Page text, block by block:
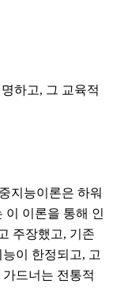
하고, 그 교육적
지능이론은 하워
이 이론을 통해 인
주장했고, 기존
이 한정되고, 고
드너는 전통적